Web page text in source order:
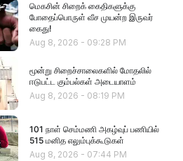
மெகசின் சிறைக் கைதிகளுக்கு
போதைப்பொருள் வீச முயன்ற இருவர்
கைது!
Aug 8, 2026 - 09:28 PM
மூன்று சிறைச்சாலைகளில் மோதலில்
ஈடுபட்ட கும்பல்கள் அடையாளம்
Aug 8, 2026 - 08:19 PM
101 நாள் செம்மணி அகழ்வுப் பணியில்
515 மனித எலும்புக்கூடுகள்
Aug 8, 2026 - 07:44 PM